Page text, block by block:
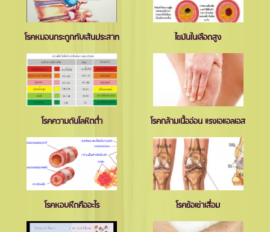
โรคหมอนกระดูกทับเส้นประสาท ไขมันในเลือดสูง
โรคความดันโลหิตตํ่า โรคกล้ามเนื้ออ่อน แรงเอแอลเอส
โรคหอบหืดคืออะไร โรคข้อเข่าเสื่อม